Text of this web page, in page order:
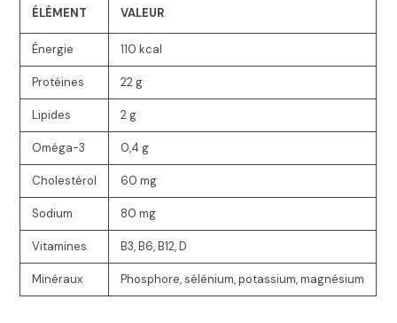
ÉLÉMENT VALEUR
Énergie 110 kcal
Protéines 22 g
Lipides 2 g
Oméga-3 0,4 g
Cholestérol 60 mg
Sodium 80 mg
Vitamines B3, B6, B12, D
Minéraux Phosphore, sélénium, potassium, magnésium